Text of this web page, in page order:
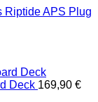
Riptide APS Plug
Deck 169,90 €